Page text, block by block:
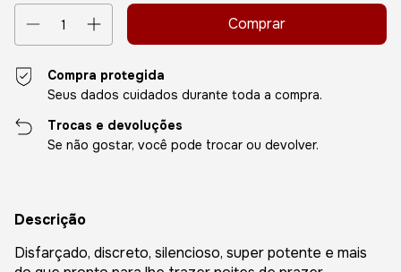
Compra protegida
Seus dados cuidados durante toda a compra.
Trocas e devoluções
Se não gostar, você pode trocar ou devolver.
Descrição
Disfarçado, discreto, silencioso, super potente e mais